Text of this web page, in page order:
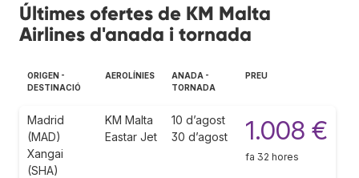
Últimes ofertes de KM Malta
Airlines d'anada i tornada
ORIGEN -
DESTINACIÓ
AEROLÍNIES
ANADA -
TORNADA
PREU
Madrid
(MAD)
Xangai
(SHA)
KM Malta
Eastar Jet
10 d’agost
30 d’agost
1.008 €
fa 32 hores